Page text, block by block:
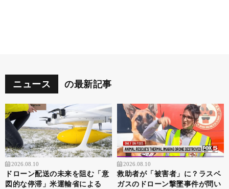
ニュース の最新記事
2026.08.10
ドローン配送の未来を阻む「意
図的な停滞」米運輸省による
2026.08.10
救助者が「被害者」に？ラスベ
ガスのドローン撃墜事件が問い